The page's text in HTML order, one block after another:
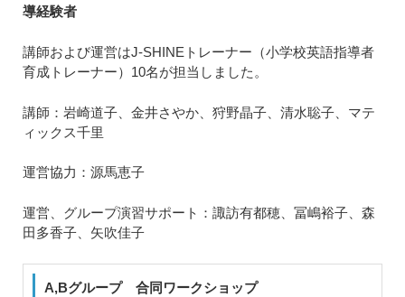
導経験者
講師および運営はJ-SHINEトレーナー（小学校英語指導者
育成トレーナー）10名が担当しました。
講師：岩崎道子、金井さやか、狩野晶子、清水聡子、マテ
ィックス千里
運営協力：源馬恵子
運営、グループ演習サポート：諏訪有都穂、冨嶋裕子、森
田多香子、矢吹佳子
A,Bグループ 合同ワークショップ